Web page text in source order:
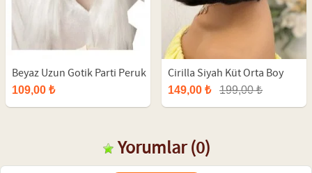
Beyaz Uzun Gotik Parti Peruk
109,00 ₺
Cirilla Siyah Küt Orta Boy
Sentetik Peruk
149,00 ₺ 199,00 ₺
Yorumlar(0)